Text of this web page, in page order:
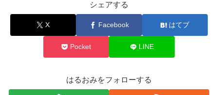
シェアする
X Facebook はてブ
Pocket LINE
はるおみをフォローする